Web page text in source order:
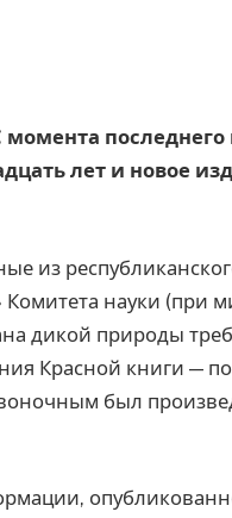
момента
лет и новое
из
Комитета науки (при
дикой природы
Красной книги —
был